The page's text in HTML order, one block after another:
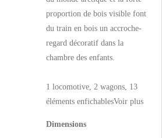
proportion de bois visible font
du train en bois un accroche-
regard décoratif dans la
chambre des enfants.
1 locomotive, 2 wagons, 13
éléments enfichablesVoir plus
Dimensions